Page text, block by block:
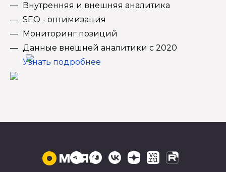
Внутренняя и внешняя аналитика
SEO - оптимизация
Мониторинг позиций
Данные внешней аналитики с 2020
Узнать подробнее